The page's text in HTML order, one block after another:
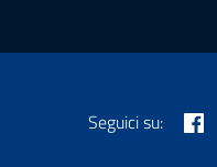
Seguici su: